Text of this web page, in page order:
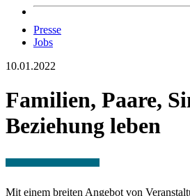
Presse
Jobs
10.01.2022
Familien, Paare,
Beziehung leben
Mit einem breiten Angebot von